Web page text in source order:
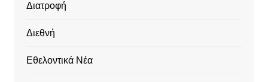
Διατροφή
Διεθνή
Εθελοντικά Νέα